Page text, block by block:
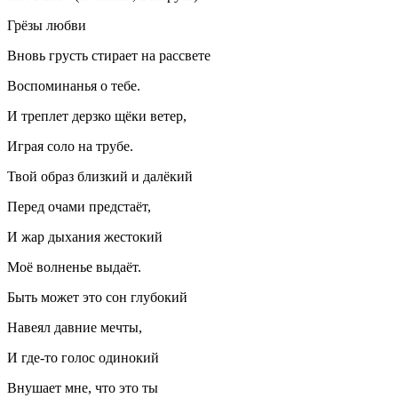
Грёзы любви
Вновь грусть стирает на рассвете
Воспоминанья о тебе.
И треплет дерзко щёки ветер,
Играя соло на трубе.
Твой образ близкий и далёкий
Перед очами предстаёт,
И жар дыхания жестокий
Моё волненье выдаёт.
Быть может это сон глубокий
Навеял давние мечты,
И где-то голос одинокий
Внушает мне, что это ты